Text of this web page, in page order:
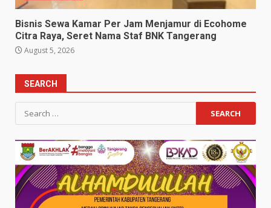
Bisnis Sewa Kamar Per Jam Menjamur di Ecohome
Citra Raya, Seret Nama Staf BNK Tangerang
August 5, 2026
SEARCH
Search
for: